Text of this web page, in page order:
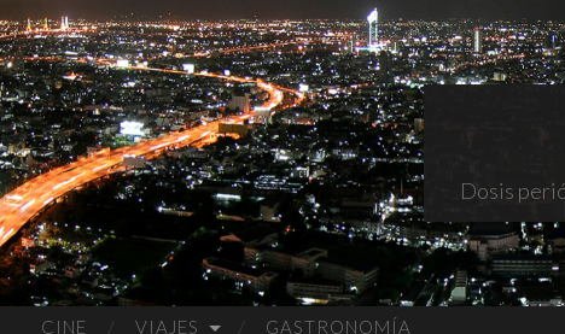
Dosis
CINE VIAJES GASTRONOMÍA